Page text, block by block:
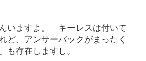
いますよ。「キーレスは付いて
ど、アンサーバックがまったく
も存在しますし。